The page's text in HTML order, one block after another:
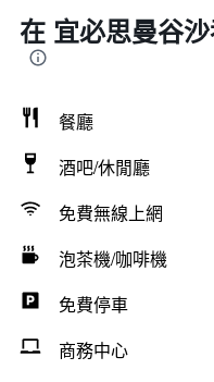
在 宜必思曼谷
餐廳
酒吧/休閒廳
免費無線上網
泡茶機/咖啡機
免費停車
商務中心